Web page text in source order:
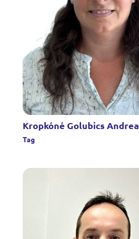
Kropkóné Golubics Andrea
Tag